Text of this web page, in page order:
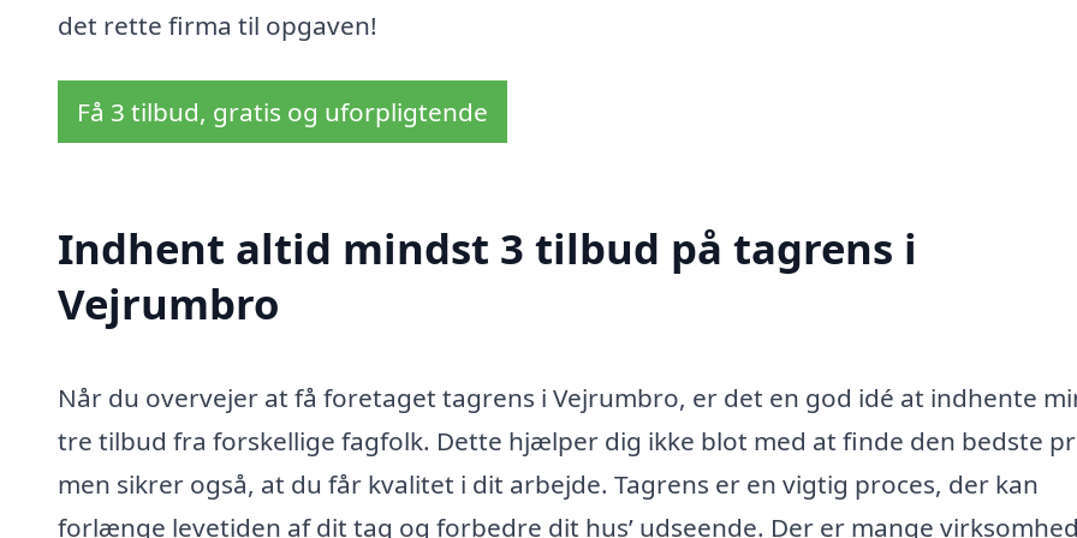
det rette firma til opgaven!
Få 3 tilbud, gratis og uforpligtende
Indhent altid mindst 3 tilbud på tagrens i
Vejrumbro
Når du overvejer at få foretaget tagrens i Vejrumbro, er det en god idé at indhente
tre tilbud fra forskellige fagfolk. Dette hjælper dig ikke blot med at finde den bedste
men sikrer også, at du får kvalitet i dit arbejde. Tagrens er en vigtig proces, der kan
forlænge levetiden af dit tag og forbedre dit hus’ udseende. Der er mange